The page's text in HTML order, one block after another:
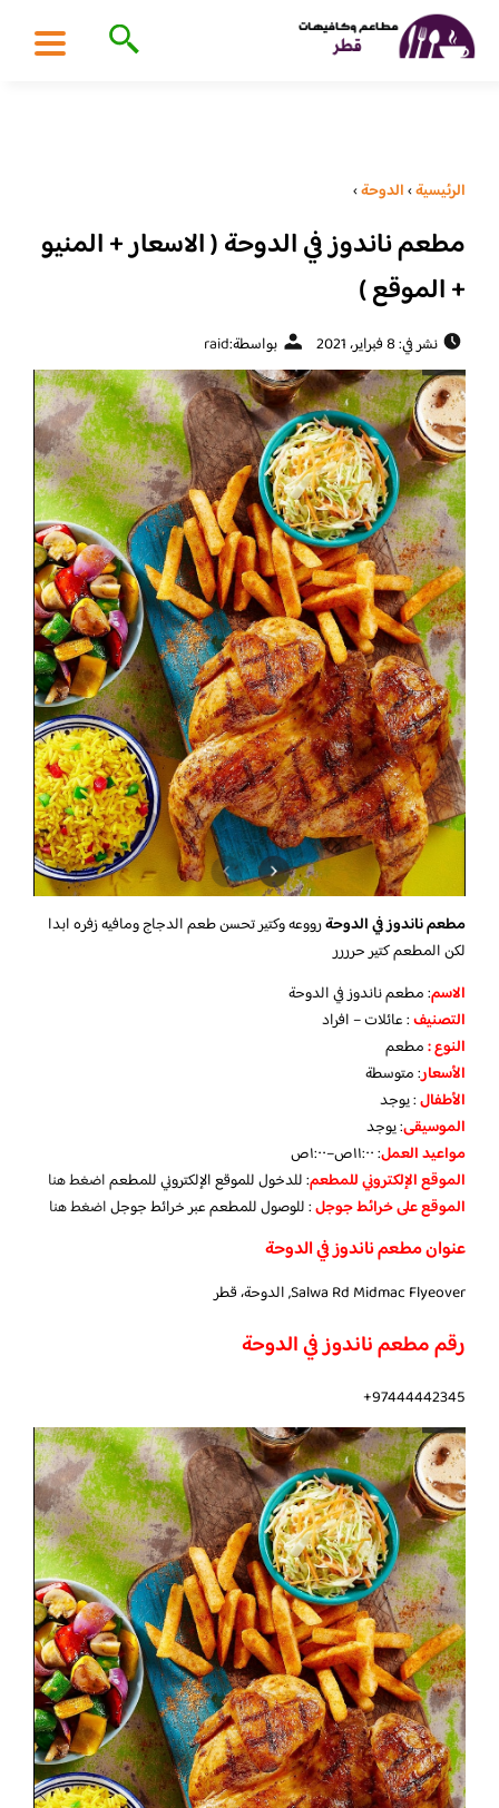
الرئيسية›الدوحة›
مطعم ناندوز في الدوحة ( الاسعار + المنيو
+ الموقع )
نشر في: 8 فبراير، 2021 بواسطة:raid
مطعم ناندوز في الدوحةرووعه وكتير تحسن طعم الدجاج ومافيه زفره ابدا
لكن المطعم كتير حرررر
الاسم: مطعم ناندوز في الدوحة
التصنيف: عائلات – افراد
النوع :مطعم
الأسعار:متوسطة
الأطفال:يوجد
الموسيقى:يوجد
مواعيد العمل: ١١:٠٠ص–١:٠٠ص
الموقع الإلكتروني للمطعم: للدخول للموقع الإلكتروني للمطعماضغط هنا
الموقع على خرائط جوجل: للوصول للمطعم عبر خرائط جوجلاضغط هنا
عنوان مطعم ناندوز في الدوحة
Salwa Rd Midmac Flyeover, الدوحة، قطر
رقم مطعم ناندوز في الدوحة
97444442345+